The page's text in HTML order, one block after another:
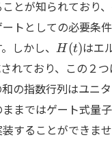
とが知られており
トとしての必要条
しかし、H(t)
H (t)はエ
れており、この２
の指数行列はユニ
まではゲート式量
することができませ